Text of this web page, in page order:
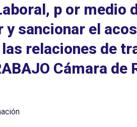
p or medio
sancionar el
relaciones de
Cámara